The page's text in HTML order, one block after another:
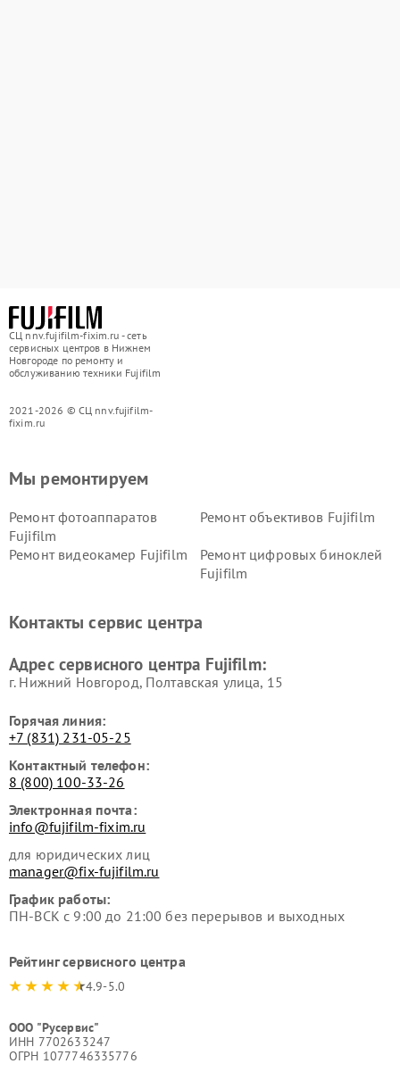
СЦ nnv.fujifilm-fixim.ru - сеть
сервисных центров в Нижнем
Новгороде по ремонту и
обслуживанию техники Fujifilm
2021-2026 © СЦ nnv.fujifilm-
fixim.ru
Мы ремонтируем
Ремонт фотоаппаратов
Fujifilm
Ремонт объективов Fujifilm
Ремонт видеокамер Fujifilm
Ремонт цифровых биноклей
Fujifilm
Контакты сервис центра
Адрес сервисного центра Fujifilm:
г. Нижний Новгород, Полтавская улица, 15
Горячая линия:
+7 (831) 231-05-25
Контактный телефон:
8 (800) 100-33-26
Электронная почта:
info@fujifilm-fixim.ru
для юридических лиц
manager@fix-fujifilm.ru
График работы:
ПН-ВСК с 9:00 до 21:00 без перерывов и выходных
Рейтинг сервисного центра
4.9-5.0
ООО "Русервис"
ИНН 7702633247
ОГРН 1077746335776